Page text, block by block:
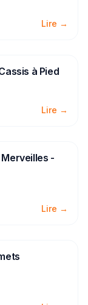
Lire →
à Pied
Lire →
-
Lire →